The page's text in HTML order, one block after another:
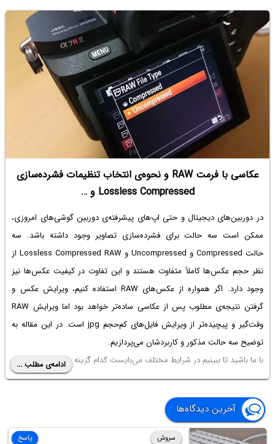
عکاسی با فرمت RAW و نحوه‌ی انتخاب تنظیمات فشرده‌سازی
Lossless Compressed و …
در دوربین‌های دیجیتال و حتی اپ‌های پیشرفته‌ی دوربین گوشی‌های امروزی،
ممکن است سه حالت برای فشرده‌سازی تصاویر وجود داشته باشد. سه
حالت Compressed و Uncompressed و Lossless Compressed RAW از
نظر حجم عکس‌ها کاملاً متفاوت هستند و این تفاوت در کیفیت عکس‌ها نیز
وجود دارد. اگر همواره از عکس‌های RAW استفاده کنیم، ویرایش عکس و
گرفتن نتیجه‌ی مطلوب پس از عکاسی ساده‌تر خواهد بود اما ویرایش RAW
وقت‌گیر و پیچیده‌تر از ویرایش فایل‌های کم‌حجم jpg‌ است. در این مقاله به
توضیح سه حالت مذکور و کاربردشان می‌پردازیم.
با ما باشید تا ببینیم در شرایط مختلف می‌بایست کدام گزینه را انتخاب کنیم؟
ادامه‌ی مطلب ...
آخرین دیدگاه‌ها
سروش
پاسخ